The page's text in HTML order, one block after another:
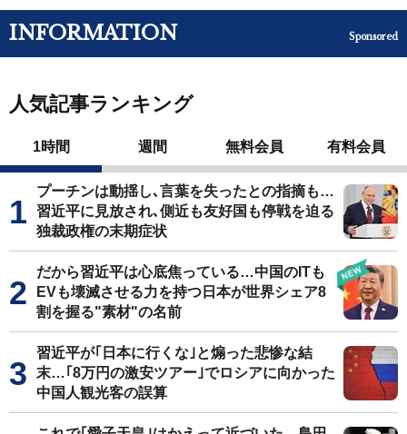
INFORMATION Sponsored
人気記事ランキング
1時間 週間 無料会員 有料会員
プーチンは動揺し､言葉を失ったとの指摘も…
習近平に見放され､側近も友好国も停戦を迫る
独裁政権の末期症状
だから習近平は心底焦っている…中国のITも
EVも壊滅させる力を持つ日本が世界シェア8
割を握る"素材"の名前
習近平が｢日本に行くな｣と煽った悲惨な結
末…｢8万円の激安ツアー｣でロシアに向かった
中国人観光客の誤算